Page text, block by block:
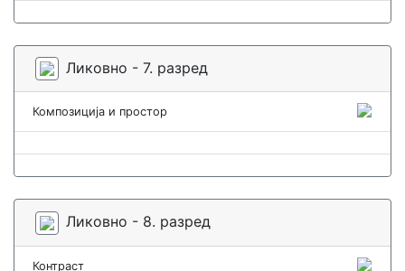
Ликовно - 7. разред
Композиција и простор
Ликовно - 8. разред
Контраст